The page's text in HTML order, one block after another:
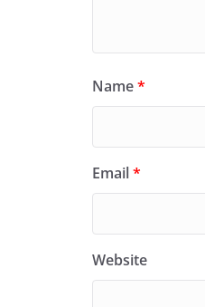
Name*
Email*
Website